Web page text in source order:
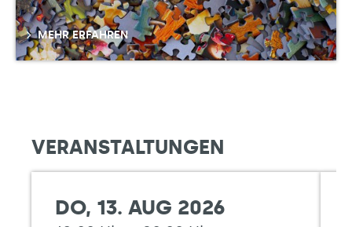
MEHR ERFAHREN
VERANSTALTUNGEN
DO, 13. AUG 2026